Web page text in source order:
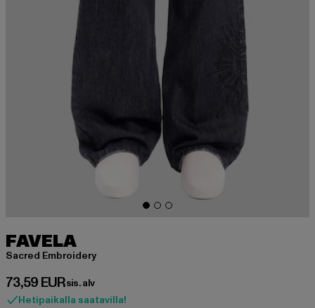
FAVELA
Sacred Embroidery
73,59 EUR
Ajankohtainen hinta: 73,59 EUR
sis. alv
Hetipaikalla saatavilla!